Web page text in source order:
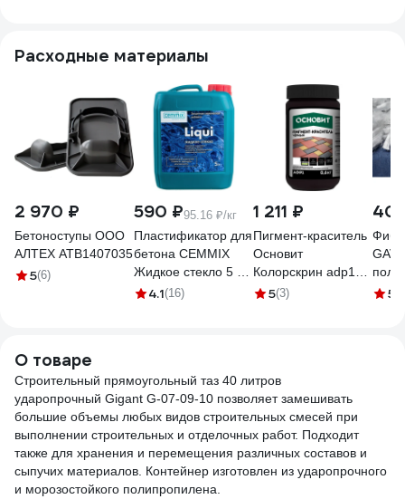
Расходные материалы
2 970 ₽
Бетоноступы ООО
АЛТЕХ АТВ1407035
5(6)
590 ₽95.16 ₽/кг
Пластификатор для
бетона CEMMIX
Жидкое стекло 5 л
529031
4.1(16)
1 211 ₽
Пигмент-краситель
Основит
Колорскрин adp1
черный 87969
5(3)
6 мм
5
О товаре
Строительный прямоугольный таз 40 литров
ударопрочный Gigant G-07-09-10 позволяет замешивать
большие объемы любых видов строительных смесей при
выполнении строительных и отделочных работ. Подходит
также для хранения и перемещения различных составов и
сыпучих материалов. Контейнер изготовлен из ударопрочного
и морозостойкого полипропилена.